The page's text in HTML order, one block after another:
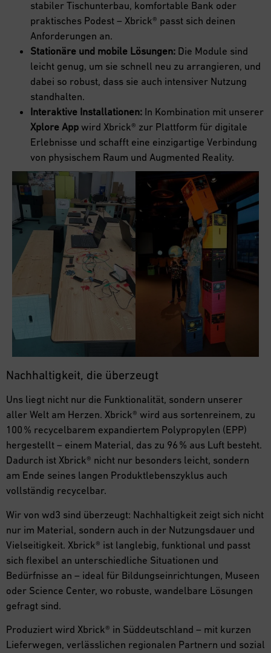
stabiler Tischunterbau, komfortable Bank oder
praktisches Podest – Xbrick® passt sich deinen
Anforderungen an.
Stationäre und mobile Lösungen: Die Module sind
leicht genug, um sie schnell neu zu arrangieren, und
dabei so robust, dass sie auch intensiver Nutzung
standhalten.
Interaktive Installationen: In Kombination mit unserer
Xplore App wird Xbrick® zur Plattform für digitale
Erlebnisse und schafft eine einzigartige Verbindung
von physischem Raum und Augmented Reality.
Nachhaltigkeit, die überzeugt
Uns liegt nicht nur die Funktionalität, sondern unserer
aller Welt am Herzen. Xbrick® wird aus sortenreinem, zu
100 % recycelbarem expandiertem Polypropylen (EPP)
hergestellt – einem Material, das zu 96 % aus Luft besteht.
Dadurch ist Xbrick® nicht nur besonders leicht, sondern
am Ende seines langen Produktlebenszyklus auch
vollständig recycelbar.
Wir von wd3 sind überzeugt: Nachhaltigkeit zeigt sich nicht
nur im Material, sondern auch in der Nutzungsdauer und
Vielseitigkeit. Xbrick® ist langlebig, funktional und passt
sich flexibel an unterschiedliche Situationen und
Bedürfnisse an – ideal für Bildungseinrichtungen, Museen
oder Science Center, wo robuste, wandelbare Lösungen
gefragt sind.
Produziert wird Xbrick® in Süddeutschland – mit kurzen
Lieferwegen, verlässlichen regionalen Partnern und sozial